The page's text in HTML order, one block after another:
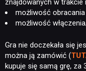
znajdowanych w trakcie
możliwość
możliwość
Gra nie doczekała się
można ją zamówić (
kupuje się samą grę, za